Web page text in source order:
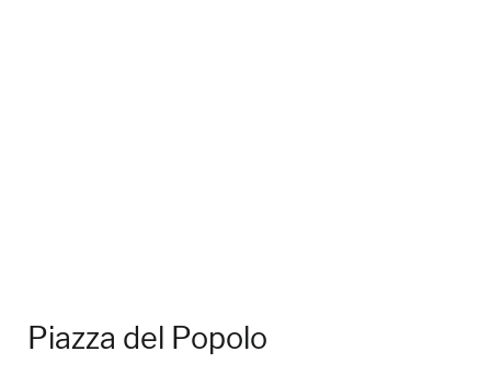
Piazza del Popolo